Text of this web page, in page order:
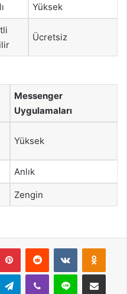
Yüksek
Ücretsiz
Messenger
Uygulamaları
Yüksek
Anlık
Zengin
PinterestReddit VKontakte
TelegramViber Line E-Posta ile